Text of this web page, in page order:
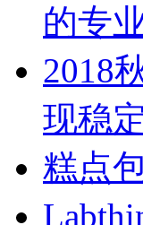
的专
2018
现稳
糕点